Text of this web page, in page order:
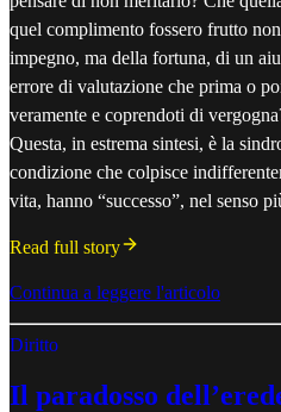
quel complimento fossero frutto
impegno, ma della fortuna, di un
errore di valutazione che prima o
veramente e coprendoti di
Questa, in estrema sintesi, è la
condizione che colpisce
vita, hanno “successo”, nel senso
Read full story
Continua a leggere l'articolo
Diritto
Il paradosso